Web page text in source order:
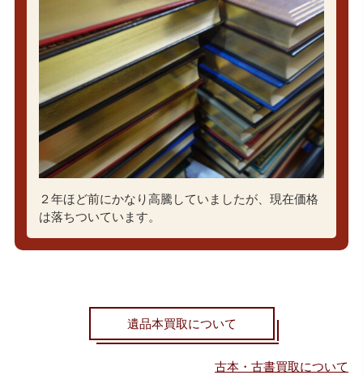
２年ほど前にかなり高騰していましたが、現在価格
は落ちついています。
遺品本買取について
古本・古書買取について